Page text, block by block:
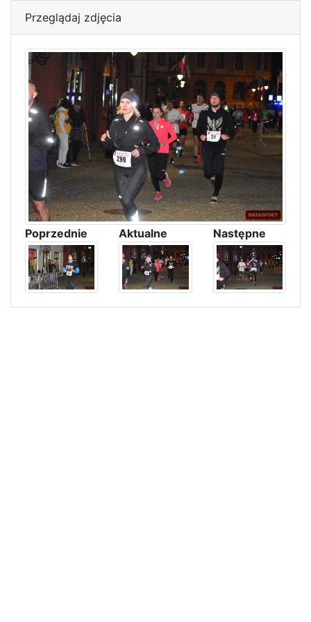
Przeglądaj zdjęcia
Poprzednie Aktualne Następne